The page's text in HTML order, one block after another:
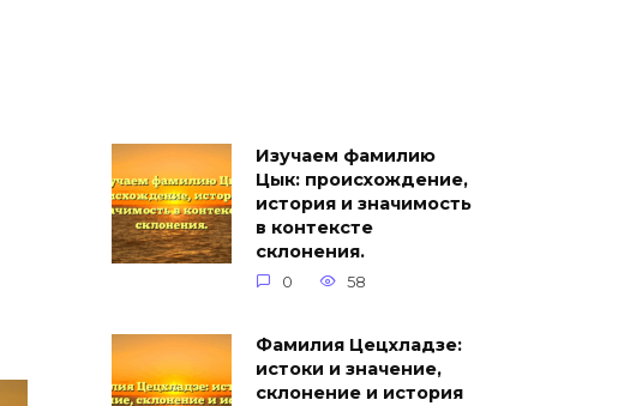
Изучаем фамилию
Цык: происхождение,
история и значимость
в контексте
склонения.
0 58
Фамилия Цецхладзе:
истоки и значение,
склонение и история